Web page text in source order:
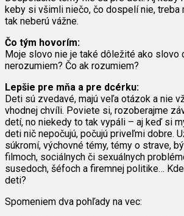
keby si všimli niečo, čo dospelí nie, treba
tak neberú vážne.
Čo tým hovorím:
Moje slovo nie je také dôležité ako slovo
nerozumiem? Čo ak rozumiem?
Lepšie pre mňa a pre dcérku:
Deti sú zvedavé, majú veľa otázok a nie
vhodnej chvíli. Poviete si, rozoberajme
detí, no niekedy to tak vypáli – aj keď si
deti nič nepočujú, počujú priveľmi dobre.
súkromí, výchovné témy, témy o strave,
filmoch, sociálnych či sexuálnych
susedoch, šéfoch a firemnej politike…
deti?
Spomeniem dva pohľady na vec: